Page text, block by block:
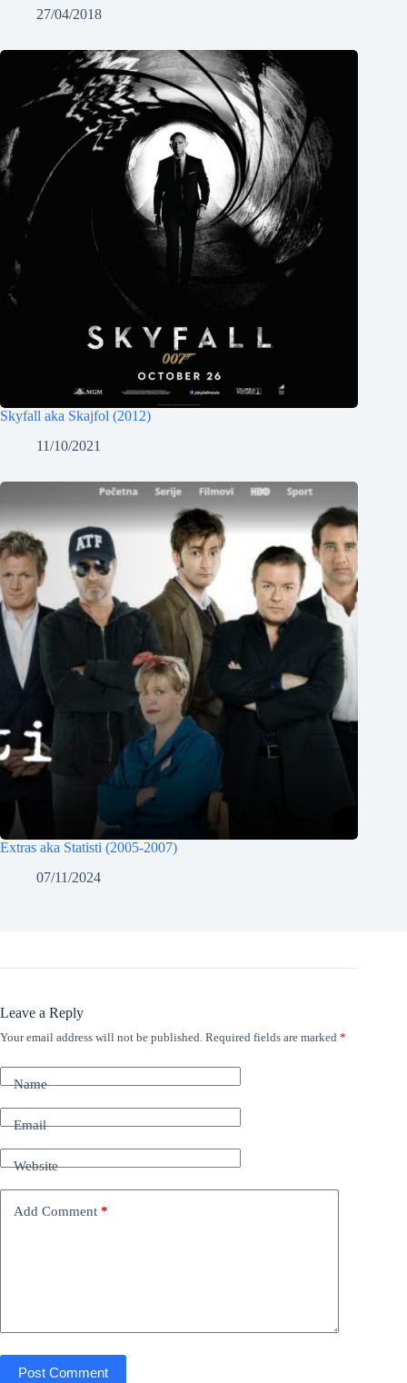
27/04/2018
Skyfall aka Skajfol (2012)
11/10/2021
Extras aka Statisti (2005-2007)
07/11/2024
Leave a Reply
Your email address will not be published. Required fields are marked *
Name
Email
Website
Add Comment *
Post Comment